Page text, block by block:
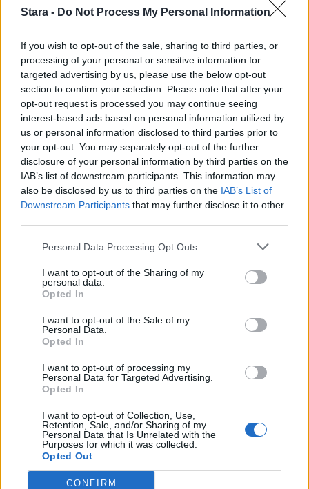
Stara - Do Not Process My Personal Information
If you wish to opt-out of the sale, sharing to third parties, or
processing of your personal or sensitive information for
targeted advertising by us, please use the below opt-out
section to confirm your selection. Please note that after your
opt-out request is processed you may continue seeing
interest-based ads based on personal information utilized by
us or personal information disclosed to third parties prior to
your opt-out. You may separately opt-out of the further
disclosure of your personal information by third parties on the
IAB’s list of downstream participants. This information may
also be disclosed by us to third parties on the IAB’s List of
Downstream Participants that may further disclose it to other
Personal Data Processing Opt Outs
I want to opt-out of the Sharing of my
personal data.
Opted In
I want to opt-out of the Sale of my
Personal Data.
Opted In
I want to opt-out of processing my
Personal Data for Targeted Advertising.
Opted In
I want to opt-out of Collection, Use,
Retention, Sale, and/or Sharing of my
Personal Data that Is Unrelated with the
Purposes for which it was collected.
Opted Out
CONFIRM
Finnairin lennoista osan lentää
jatkossa toinen lentoyhtiö –
matkustajille tärkeä rajoitus
3
UUTISET
Kela voi leikata tukia
ulkomaanmatkan vuoksi
4